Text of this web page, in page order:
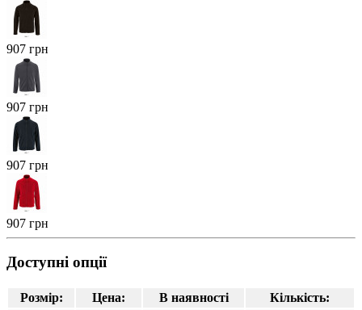
907 грн
907 грн
907 грн
907 грн
Доступні опції
Розмір: Цена: В наявності
Кількість: